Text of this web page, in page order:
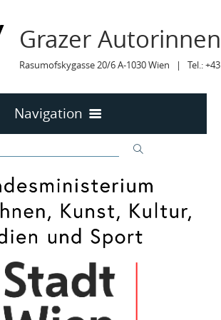
Grazer
Rasumofskygasse 20/6 A-1030 Wien | Tel.:
Navigation
MITTEILUNGEN
MITTEILUNGEN Archiv
TERMINE
TERMINE sortiert
LYRIK IM MÄRZ
MITGLIEDER